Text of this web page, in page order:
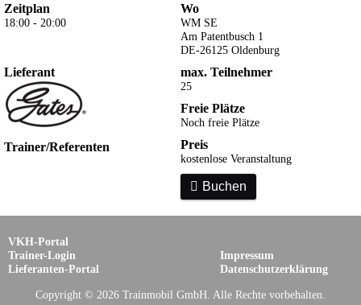
Zeitplan
18:00 - 20:00
Wo
WM SE
Am Patentbusch 1
DE-26125 Oldenburg
Lieferant
Trainer/Referenten
max. Teilnehmer
25
Freie Plätze
Noch freie Plätze
Preis
kostenlose Veranstaltung
 Buchen
VKH-Portal
Trainer-Login
Lieferanten-Portal
Impressum
Datenschutzerklärung
Copyright © 2026 Trainmobil GmbH. Alle Rechte vorbehalten.